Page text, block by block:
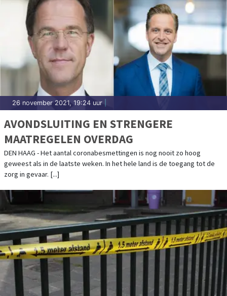
26 november 2021, 19:24 uur
AVONDSLUITING EN STRENGERE
MAATREGELEN OVERDAG
DEN HAAG - Het aantal coronabesmettingen is nog nooit zo hoog
geweest als in de laatste weken. In het hele land is de toegang tot de
zorg in gevaar. [...]